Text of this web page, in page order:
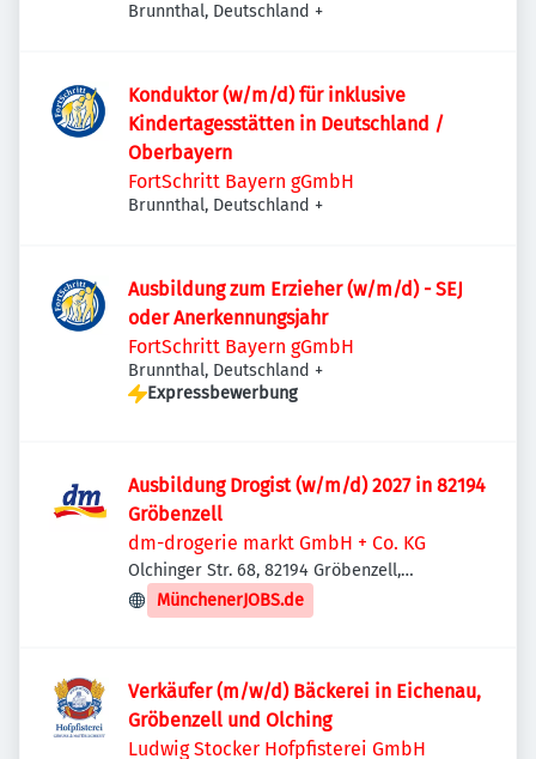
Brunnthal, Deutschland +
Konduktor (w/m/d) für inklusive
Kindertagesstätten in Deutschland /
Oberbayern
FortSchritt Bayern gGmbH
Brunnthal, Deutschland +
Ausbildung zum Erzieher (w/m/d) - SEJ
oder Anerkennungsjahr
FortSchritt Bayern gGmbH
Brunnthal, Deutschland +
Expressbewerbung
Ausbildung Drogist (w/m/d) 2027 in 82194
Gröbenzell
dm-drogerie markt GmbH + Co. KG
Olchinger Str. 68, 82194 Gröbenzell,
Deutschland
MünchenerJOBS.de
Verkäufer (m/w/d) Bäckerei in Eichenau,
Gröbenzell und Olching
Ludwig Stocker Hofpfisterei GmbH